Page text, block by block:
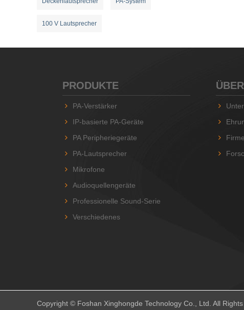
100 V Lautsprecher
PRODUKTE
PA-Verstärker
IP-basierte PA-Geräte
PA Peripheriegeräte
PA-Lautsprecher
Mikrofone
Audioquellengeräte
Professionelle Sound-Serie
Verschiedenes
Copyright © Foshan Xinghongde Technology Co., Ltd. All